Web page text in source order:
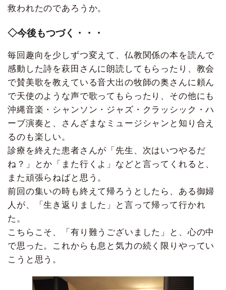
救われたのであろうか。
◇今後もつづく・・・
毎回趣向を少しずつ変えて、仏教関係の本を読んで
感動した詩を萩田さんに朗読してもらったり、教会
で賛美歌を教えている音大出の牧師の奥さんに頼ん
で天使のような声で歌ってもらったり、その他にも
沖縄音楽・シャンソン・ジャズ・クラッシック・ハ
ーブ演奏と、さんざまなミュージシャンと知り合え
るのも楽しい。
診療を終えた患者さんが「先生、次はいつやるだ
ね？」とか「また行くよ」などと言ってくれると、
また頑張らねばと思う。
前回の集いの時も終えて帰ろうとしたら、ある御婦
人が、「生き返りました」と言って帰って行かれ
た。
こちらこそ、「有り難うございました」と、心の中
で思った。これからも息と気力の続く限りやってい
こうと思う。